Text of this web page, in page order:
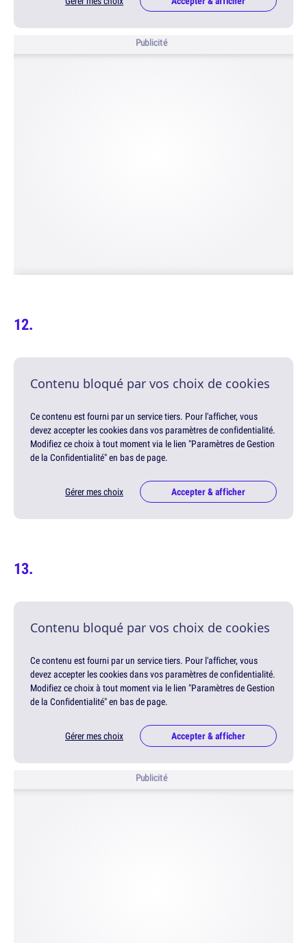
Publicité
Contenu bloqué par vos choix de cookies
Ce contenu est fourni par un service tiers. Pour l'afficher, vous
devez accepter les cookies dans vos paramètres de confidentialité.
Modifiez ce choix à tout moment via le lien "Paramètres de Gestion
de la Confidentialité" en bas de page.
Gérer mes choix Accepter & afficher
Contenu bloqué par vos choix de cookies
Ce contenu est fourni par un service tiers. Pour l'afficher, vous
devez accepter les cookies dans vos paramètres de confidentialité.
Modifiez ce choix à tout moment via le lien "Paramètres de Gestion
de la Confidentialité" en bas de page.
Gérer mes choix Accepter & afficher
Publicité